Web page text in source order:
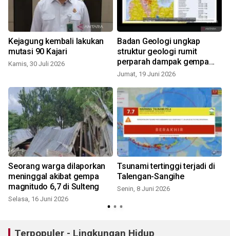
Kejagung kembali lakukan
mutasi 90 Kajari
Kamis, 30 Juli 2026
Badan Geologi ungkap
struktur geologi rumit
perparah dampak gempa
Sulteng
Jumat, 19 Juni 2026
Seorang warga dilaporkan
meninggal akibat gempa
magnitudo 6,7 di Sulteng
Selasa, 16 Juni 2026
Tsunami tertinggi terjadi di
Talengan-Sangihe
Senin, 8 Juni 2026
Terpopuler - Lingkungan Hidup